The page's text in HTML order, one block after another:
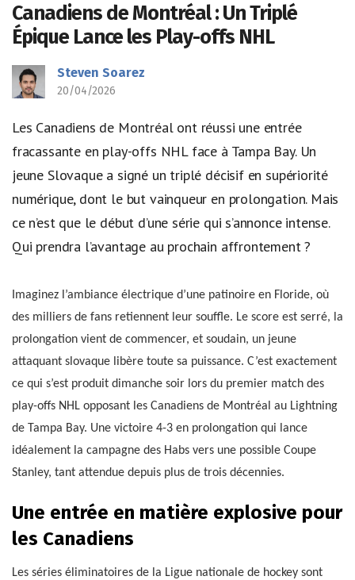
Canadiens de Montréal : Un Triplé
Épique Lance les Play-offs NHL
Steven Soarez
20/04/2026
Les Canadiens de Montréal ont réussi une entrée
fracassante en play-offs NHL face à Tampa Bay. Un
jeune Slovaque a signé un triplé décisif en supériorité
numérique, dont le but vainqueur en prolongation. Mais
ce n’est que le début d’une série qui s’annonce intense.
Qui prendra l’avantage au prochain affrontement ?
Imaginez l’ambiance électrique d’une patinoire en Floride, où
des milliers de fans retiennent leur souffle. Le score est serré, la
prolongation vient de commencer, et soudain, un jeune
attaquant slovaque libère toute sa puissance. C’est exactement
ce qui s’est produit dimanche soir lors du premier match des
play-offs NHL opposant les Canadiens de Montréal au Lightning
de Tampa Bay. Une victoire 4-3 en prolongation qui lance
idéalement la campagne des Habs vers une possible Coupe
Stanley, tant attendue depuis plus de trois décennies.
Une entrée en matière explosive pour
les Canadiens
Les séries éliminatoires de la Ligue nationale de hockey sont